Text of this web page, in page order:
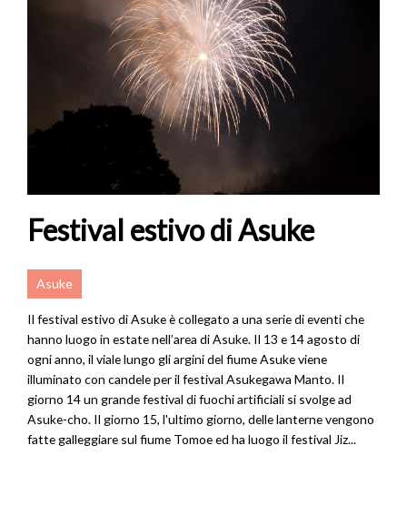
Festival estivo di Asuke
Asuke
Il festival estivo di Asuke è collegato a una serie di eventi che
hanno luogo in estate nell’area di Asuke. Il 13 e 14 agosto di
ogni anno, il viale lungo gli argini del fiume Asuke viene
illuminato con candele per il festival Asukegawa Manto. Il
giorno 14 un grande festival di fuochi artificiali si svolge ad
Asuke-cho. Il giorno 15, l'ultimo giorno, delle lanterne vengono
fatte galleggiare sul fiume Tomoe ed ha luogo il festival Jiz...